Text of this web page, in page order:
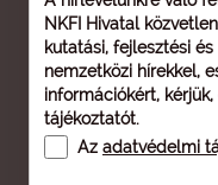
NKFI Hivatal
kutatási, fejlesztési
nemzetközi hírekkel,
információkért,
tájékoztatót.
Az adatvédelmi